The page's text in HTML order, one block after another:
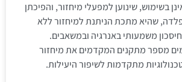
בשימוש, שינוען למפעלי מיחזור, והפיכתן
שהיא מתכת הניתנת למיחזור ללא
משמעותי באנרגיה ובמשאבים.
מספר מתקנים המקדמים את מיחזור
מתקדמות לשיפור היעילות.